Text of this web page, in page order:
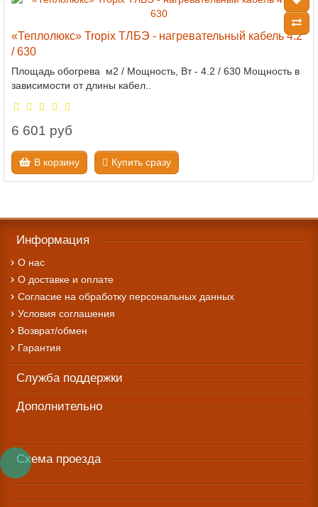
«Теплолюкс» Tropix ТЛБЭ - нагревательный кабель 4.2
/ 630
Площадь обогрева м2 / Мощность, Вт - 4.2 / 630 Мощность в
зависимости от длины кабел..
6 601 руб
В корзину Купить сразу
Информация
О нас
О доставке и оплате
Cогласие на обработку персональных данных
Условия соглашения
Возврат/обмен
Гарантия
Служба поддержки
Дополнительно
Схема проезда